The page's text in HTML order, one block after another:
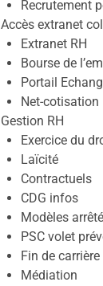
Recrutement
Accès extranet
Extranet RH
Bourse de
Portail
Net-cotisation
Gestion RH
Exercice du
Laïcité
Contractuels
CDG infos
Modèles
PSC volet
Fin de carrière
Médiation